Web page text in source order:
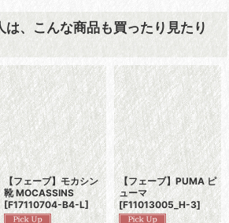
は、こんな商品も買ったり見たり
【フェーブ】モカシン
靴 MOCASSINS
[F17110704-B4-L]
【フェーブ】PUMA ピ
ューマ
[F11013005_H-3]